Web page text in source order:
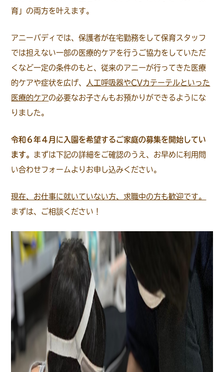
育」の両方を叶えます。
アニーバディでは、保護者が在宅勤務をして保育スタッフ
では担えない一部の医療的ケアを行うご協力をしていただ
くなど一定の条件のもと、従来のアニーが行ってきた医療
的ケアや症状を広げ、
人工呼吸器やCVカテーテルといった
医療的ケアの必要なお子さんもお預かりができるようにな
りました。
令和６年４月に入園を希望するご家庭の募集を開始してい
ます。 まずは下記の詳細をご確認のうえ、お早めに利用問
い合わせフォームよりお申し込みください。
現在、お仕事に就いていない方、求職中の方も歓迎です。
まずは、ご相談ください！